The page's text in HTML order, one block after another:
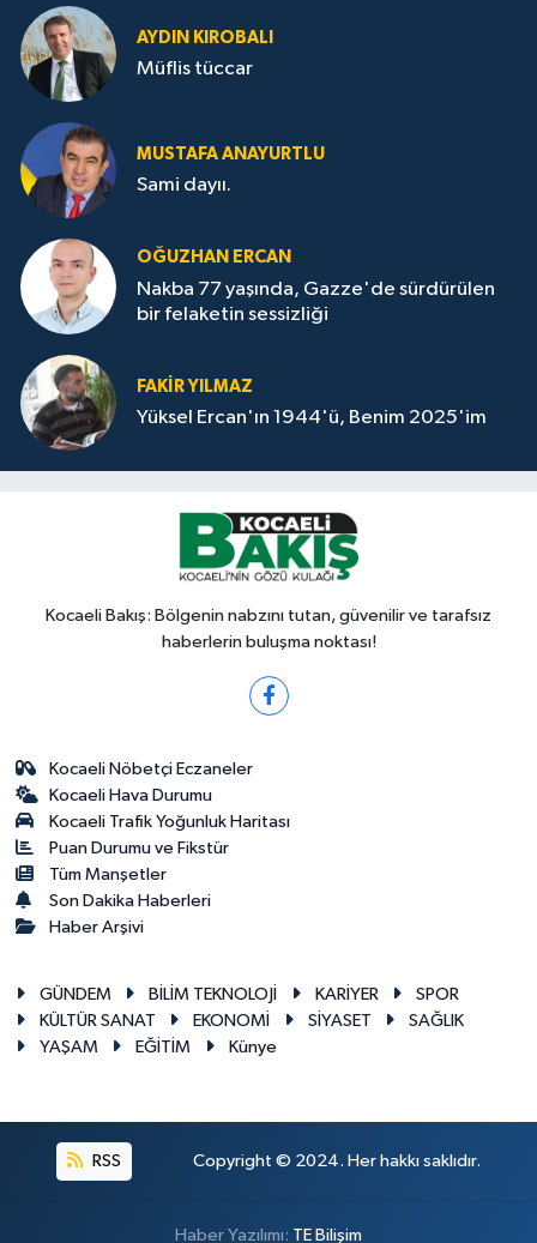
AYDIN KIROBALI
Müflis tüccar
MUSTAFA ANAYURTLU
Sami dayıı.
OĞUZHAN ERCAN
Nakba 77 yaşında, Gazze'de sürdürülen
bir felaketin sessizliği
FAKİR YILMAZ
Yüksel Ercan'ın 1944'ü, Benim 2025'im
Kocaeli Bakış: Bölgenin nabzını tutan, güvenilir ve tarafsız
haberlerin buluşma noktası!
Kocaeli Nöbetçi Eczaneler
Kocaeli Hava Durumu
Kocaeli Trafik Yoğunluk Haritası
Puan Durumu ve Fikstür
Tüm Manşetler
Son Dakika Haberleri
Haber Arşivi
GÜNDEM BİLİM TEKNOLOJİ KARİYER
SPOR
KÜLTÜR SANAT
EKONOMİ SİYASET
SAĞLIK
YAŞAM
EĞİTİM Künye
RSS Copyright © 2024. Her hakkı saklıdır.
Haber Yazılımı: TE Bilişim